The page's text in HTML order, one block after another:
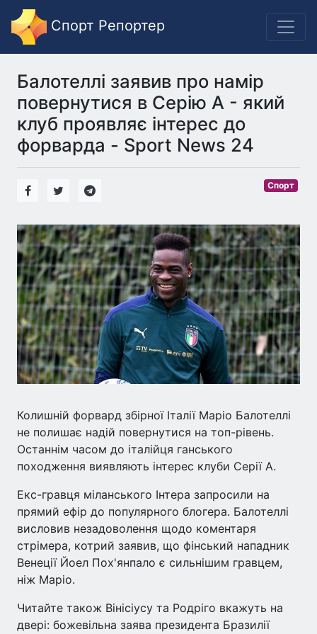
Спорт Репортер
Балотеллі заявив про намір
повернутися в Серію А - який
клуб проявляє інтерес до
форварда - Sport News 24
Спорт
Колишній форвард збірної Італії Маріо Балотеллі
не полишає надій повернутися на топ-рівень.
Останнім часом до італійця ганського
походження виявляють інтерес клуби Серії А.
Екс-гравця міланського Інтера запросили на
прямий ефір до популярного блогера. Балотеллі
висловив незадоволення щодо коментаря
стрімера, котрий заявив, що фінський нападник
Венеції Йоел Пох'янпало є сильнішим гравцем,
ніж Маріо.
Читайте також Вінісіусу та Родріго вкажуть на
двері: божевільна заява президента Бразилії